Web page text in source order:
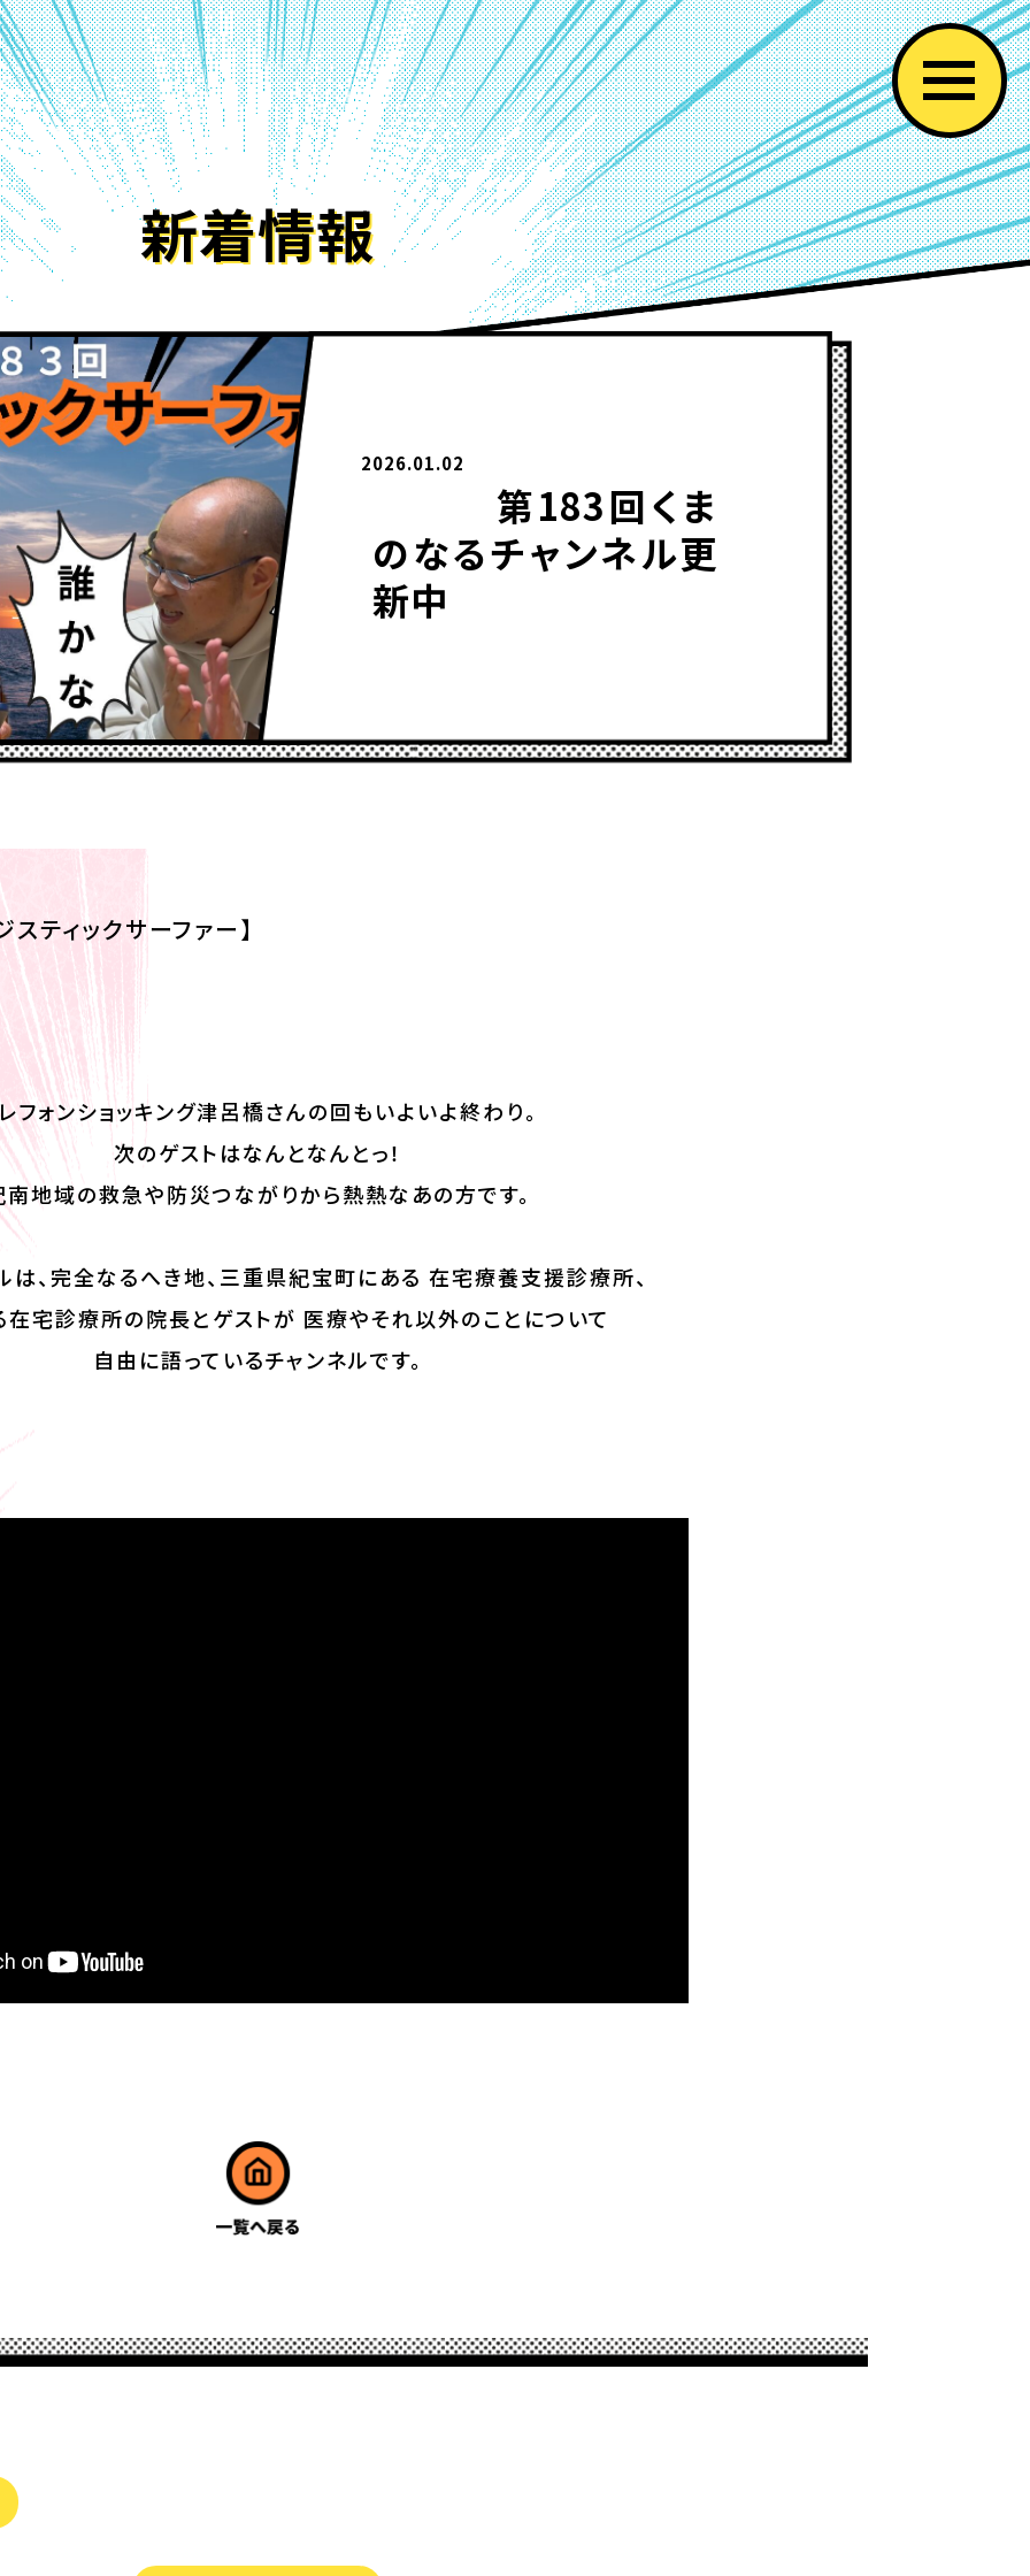
新着情報
2026.01.02
第183回くま
のなるチャンネル更
新中
スティックサーファー】
フォンショッキング津呂橋さんの回もいよいよ終わり。
次のゲストはなんとなんとっ！
南地域の救急や防災つながりから熱熱なあの方です。
は、完全なるへき地、三重県紀宝町にある 在宅療養支援診療所、
在宅診療所の院長とゲストが 医療やそれ以外のことについて
自由に語っているチャンネルです。